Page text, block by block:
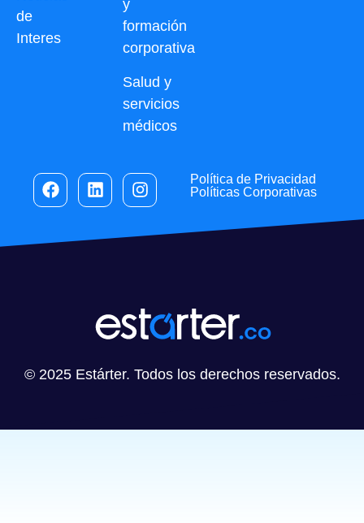
de
Interes
y
formación
corporativa
Salud y
servicios
médicos
Política de Privacidad
Políticas Corporativas
© 2025 Estárter. Todos los derechos reservados.